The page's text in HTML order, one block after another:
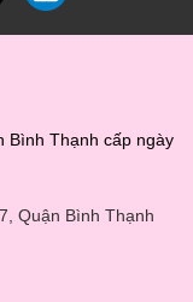
Bình Thạnh cấp ngày
Quận Bình Thạnh